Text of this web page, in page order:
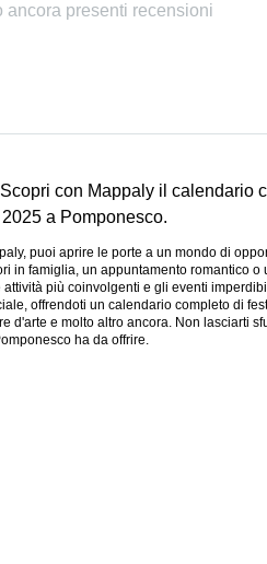
ancora presenti recensioni
con Mappaly il calendario
a Pomponesco.
puoi aprire le porte a un mondo di
in famiglia, un appuntamento romantico o
più coinvolgenti e gli eventi
offrendoti un calendario completo di
d'arte e molto altro ancora. Non lasciarti
ha da offrire.